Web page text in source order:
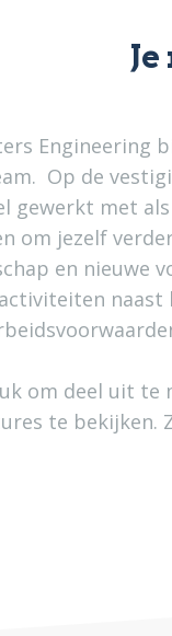
Engineering
Op de
gewerkt met
om jezelf
en nieuwe
om deel uit te
te bekijken.